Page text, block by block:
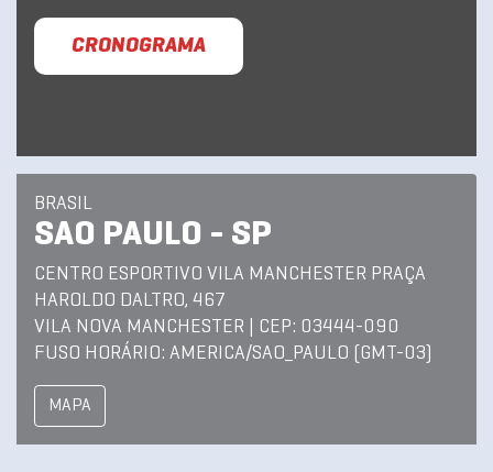
CRONOGRAMA
BRASIL
SAO PAULO - SP
CENTRO ESPORTIVO VILA MANCHESTER PRAÇA
HAROLDO DALTRO, 467
VILA NOVA MANCHESTER | CEP: 03444-090
FUSO HORÁRIO: AMERICA/SAO_PAULO (GMT-03)
MAPA